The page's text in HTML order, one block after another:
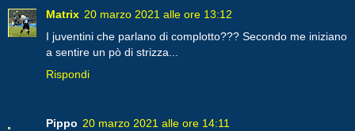
Matrix 20 marzo 2021 alle ore 13:12
I juventini che parlano di complotto??? Secondo me iniziano
a sentire un pò di strizza...
Rispondi
Pippo 20 marzo 2021 alle ore 14:11